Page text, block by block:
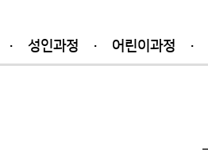
· 성인과정 · 어린이과정 ·